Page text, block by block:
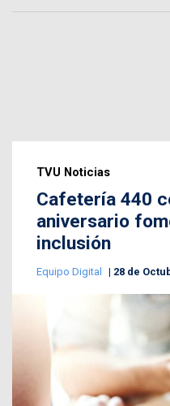
TVU Noticias
Cafetería 440
aniversario
inclusión
Equipo Digital 28 de